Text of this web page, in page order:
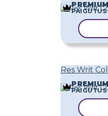
PREMIUM
PAIGUTUS
Res Writ
PREMIUM
PAIGUTUS